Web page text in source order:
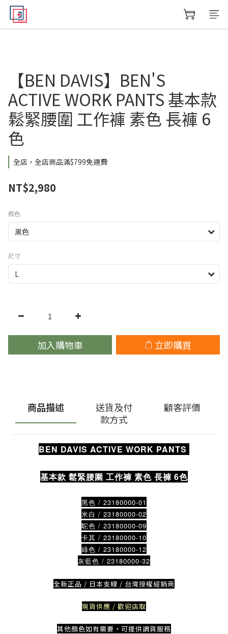
【BEN DAVIS】BEN'S
ACTIVE WORK PANTS 基本款
鬆緊腰圍 工作褲 素色 長褲 6
色
全店，全店商品滿$799免運費
NT$2,980
顏色
尺寸
加入購物車 立即購買
商品描述
送貨及付
款方式
顧客評價
BEN DAVIS ACTIVE WORK PANTS
基本款 鬆緊腰圍 工作褲 素色 長褲 6色
黑色 / 23180000-01
米白 / 23180000-02
駝色 / 23180000-09
卡其 / 23180000-10
綠色 / 23180000-12
灰藍色 / 23180000-32
全新正品 / 日本支線 / 台灣授權經銷商
現貨供應 / 歡迎店取
其他顏色如有需要，可提供調貨服務